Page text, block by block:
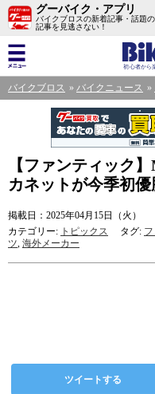
グーバイク・アプリ
バイクブロスの新着記事・話題の
記事を見逃さない！
バイクブロス バイクニュース
【ファンティック
カネットが今季初優
掲載日：2025年04月15日（火）
カテゴリー: トピックス タグ:
ツ, 海外メーカー
ツイートする